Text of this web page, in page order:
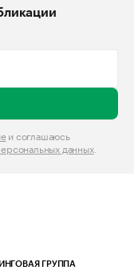
и соглашаюсь
данных.
ГРУППА